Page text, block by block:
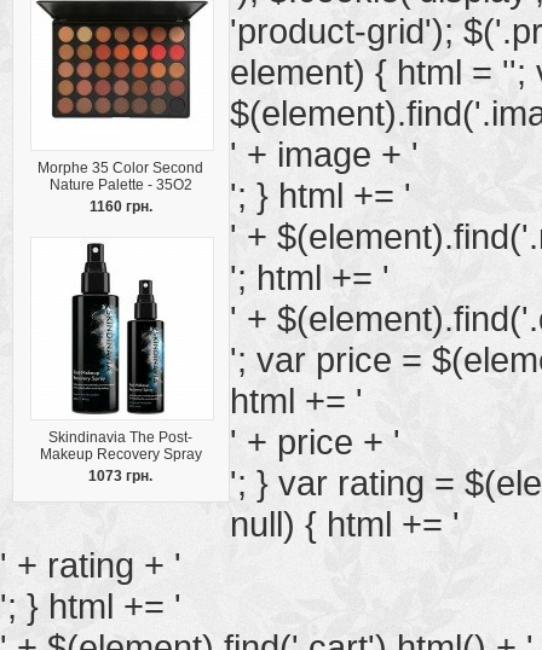
Morphe 35 Color Second
Nature Palette - 35O2
1160 грн.
Skindinavia The Post-
Makeup Recovery Spray
1073 грн.
'product-grid');
element) { html = '';
' + image + '
'; } html += '
' +
'; html += '
' +
'; var price =
html += '
' + price + '
'; } var rating =
null) { html += '
' + rating + '
'; } html += '